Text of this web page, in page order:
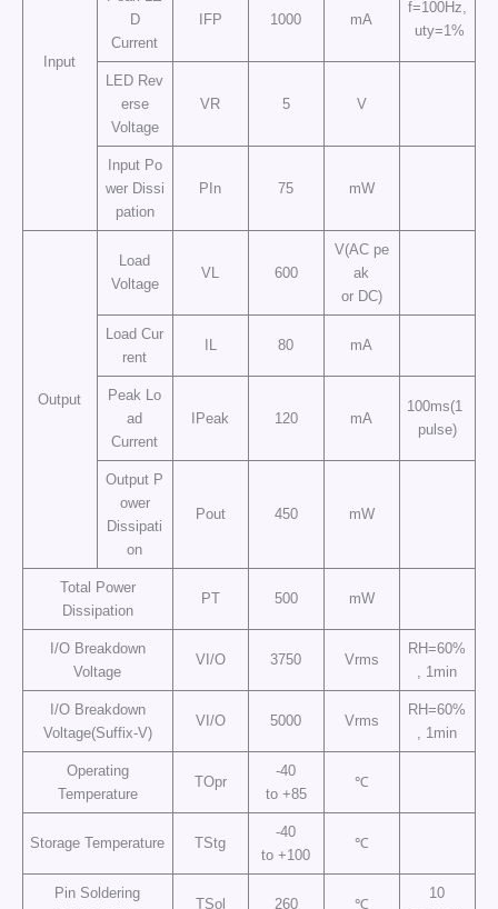
Input
D
Current
IFP 1000 mA
f=100Hz,
uty=1%
LED Rev
erse
Voltage
VR 5 V
Input Po
wer Dissi
pation
PIn 75 mW
Output
Load
Voltage
VL 600
V(AC pe
ak
or DC)
Load Cur
rent
IL 80 mA
Peak Lo
ad
Current
IPeak 120 mA
100ms(1
pulse)
Output P
ower
Dissipati
on
Pout 450 mW
Total Power
Dissipation
PT 500 mW
I/O Breakdown
Voltage
VI/O 3750 Vrms
RH=60%
, 1min
I/O Breakdown
Voltage(Suffix-V)
VI/O 5000 Vrms
RH=60%
, 1min
Operating
Temperature
TOpr
-40
to +85
℃
Storage Temperature TStg
-40
to +100
℃
Pin Soldering
TSol 260 ℃
10